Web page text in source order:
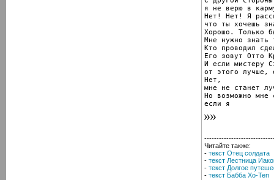
я не верю в
Нет! Нет! Я
что ты хочешь
Хорошо. Только
Мне нужно знать
Кто проводил
Его зовут Отто
И если мистеру
от этого лучше,
Нет,
мне не станет
Но возможно мне
если я
Читайте также:
- текст Отец солдата
- текст Лестница
- текст Долгое
- текст Бабба Хо-Теп